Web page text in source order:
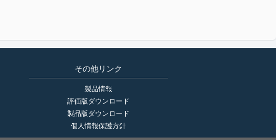
その他リンク
製品情報
評価版ダウンロード
製品版ダウンロード
個人情報保護方針